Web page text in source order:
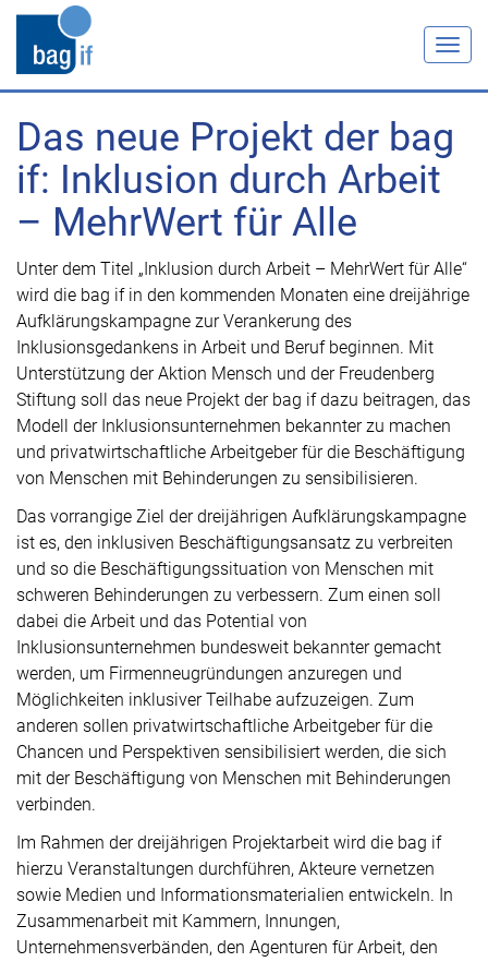
Das neue Projekt der bag
if: Inklusion durch Arbeit
– MehrWert für Alle
Unter dem Titel „Inklusion durch Arbeit – MehrWert für Alle“
wird die bag if in den kommenden Monaten eine dreijährige
Aufklärungskampagne zur Verankerung des
Inklusionsgedankens in Arbeit und Beruf beginnen. Mit
Unterstützung der Aktion Mensch und der Freudenberg
Stiftung soll das neue Projekt der bag if dazu beitragen, das
Modell der Inklusionsunternehmen bekannter zu machen
und privatwirtschaftliche Arbeitgeber für die Beschäftigung
von Menschen mit Behinderungen zu sensibilisieren.
Das vorrangige Ziel der dreijährigen Aufklärungskampagne
ist es, den inklusiven Beschäftigungsansatz zu verbreiten
und so die Beschäftigungssituation von Menschen mit
schweren Behinderungen zu verbessern. Zum einen soll
dabei die Arbeit und das Potential von
Inklusionsunternehmen bundesweit bekannter gemacht
werden, um Firmenneugründungen anzuregen und
Möglichkeiten inklusiver Teilhabe aufzuzeigen. Zum
anderen sollen privatwirtschaftliche Arbeitgeber für die
Chancen und Perspektiven sensibilisiert werden, die sich
mit der Beschäftigung von Menschen mit Behinderungen
verbinden.
Im Rahmen der dreijährigen Projektarbeit wird die bag if
hierzu Veranstaltungen durchführen, Akteure vernetzen
sowie Medien und Informationsmaterialien entwickeln. In
Zusammenarbeit mit Kammern, Innungen,
Unternehmensverbänden, den Agenturen für Arbeit, den